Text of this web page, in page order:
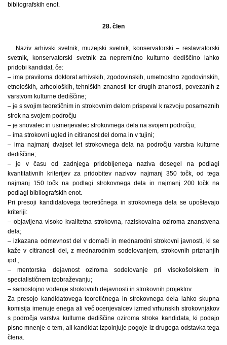
bibliografskih enot.
28. člen
Naziv arhivski svetnik, muzejski svetnik, konservatorski – restavratorski
svetnik, konservatorski svetnik za nepremično kulturno dediščino lahko
pridobi kandidat, če:
– ima praviloma doktorat arhivskih, zgodovinskih, umetnostno zgodovinskih,
etnoloških, arheoloških, tehniških znanosti ter drugih znanosti, povezanih z
varstvom kulturne dediščine;
– je s svojim teoretičnim in strokovnim delom prispeval k razvoju posameznih
strok na svojem področju
– je snovalec in usmerjevalec strokovnega dela na svojem področju;
– ima strokovni ugled in citiranost del doma in v tujini;
– ima najmanj dvajset let strokovnega dela na področju varstva kulturne
dediščine;
– je v času od zadnjega pridobljenega naziva dosegel na podlagi
kvantitativnih kriterijev za pridobitev nazivov najmanj 350 točk, od tega
najmanj 150 točk na podlagi strokovnega dela in najmanj 200 točk na
podlagi bibliografskih enot.
Pri presoji kandidatovega teoretičnega in strokovnega dela se upoštevajo
kriteriji:
– objavljena visoko kvalitetna strokovna, raziskovalna oziroma znanstvena
dela;
– izkazana odmevnost del v domači in mednarodni strokovni javnosti, ki se
kaže v citiranosti del, z mednarodnim sodelovanjem, strokovnih priznanjih
ipd.;
– mentorska dejavnost oziroma sodelovanje pri visokošolskem in
specialističnem izobraževanju;
– samostojno vodenje strokovnih dejavnosti in strokovnih projektov.
Za presojo kandidatovega teoretičnega in strokovnega dela lahko skupna
komisija imenuje enega ali več ocenjevalcev izmed vrhunskih strokovnjakov
s področja varstva kulturne dediščine oziroma stroke kandidata, ki podajo
pisno mnenje o tem, ali kandidat izpolnjuje pogoje iz drugega odstavka tega
člena.